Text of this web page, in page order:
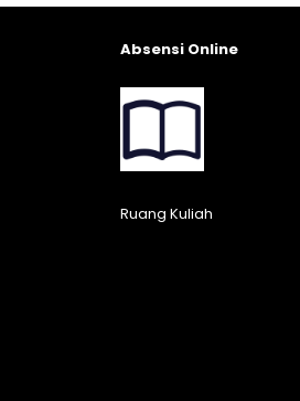
Absensi Online
Ruang Kuliah